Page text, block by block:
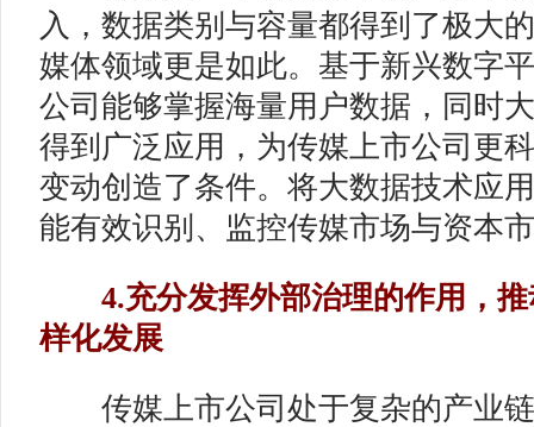
入，数据类别与容量都得到了极大
媒体领域更是如此。基于新兴数字
公司能够掌握海量用户数据，同时
得到广泛应用，为传媒上市公司更
变动创造了条件。将大数据技术应
能有效识别、监控传媒市场与资本
4.充分发挥外部治理的作用，推
样化发展
传媒上市公司处于复杂的产业链